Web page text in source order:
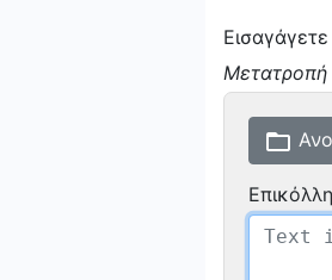
Μετατροπή
folder_open